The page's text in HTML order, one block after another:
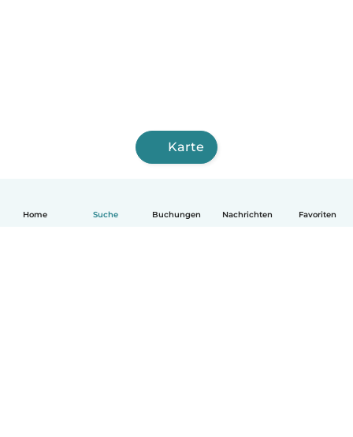
Home Suche Buchungen Nachrichten Favoriten
Karte